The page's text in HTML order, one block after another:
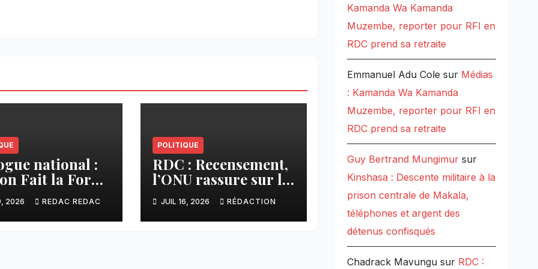
national :
Fait la Force
l’initiative
et
à la
2026 REDAC REDAC
POLITIQUE
RDC : Recensement,
l’ONU rassure sur le
respect du
calendrier
constitutionnel
JUIL 16, 2026 RÉDACTION
Kamanda Wa Kamanda
Muzembe, reporter pour RFI en
RDC prend sa retraite
Emmanuel Adu Cole sur Médias
: Kamanda Wa Kamanda
Muzembe, reporter pour RFI en
RDC prend sa retraite
Guy Bertrand Mungimursur
Kinshasa : Descente militaire à la
prison centrale de Makala,
téléphones et argent des
détenus confisqués
Chadrack Mavungusur RDC :